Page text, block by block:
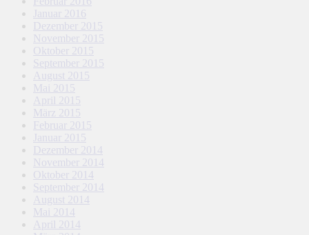
Januar 2016
Dezember 2015
November 2015
Oktober 2015
September 2015
August 2015
Mai 2015
April 2015
März 2015
Februar 2015
Januar 2015
Dezember 2014
November 2014
Oktober 2014
September 2014
August 2014
Mai 2014
April 2014